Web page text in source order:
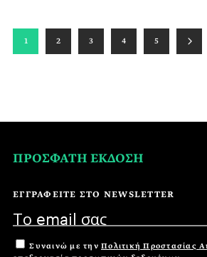
1 2 3 4 5
ΠΡΟΣΦΑΤΗ ΕΚΔΟΣΗ
ΕΓΓΡΑΦΕΙΤΕ ΣΤΟ NEWSLETTER
Συναινώ με την Πολιτική Προστασίας